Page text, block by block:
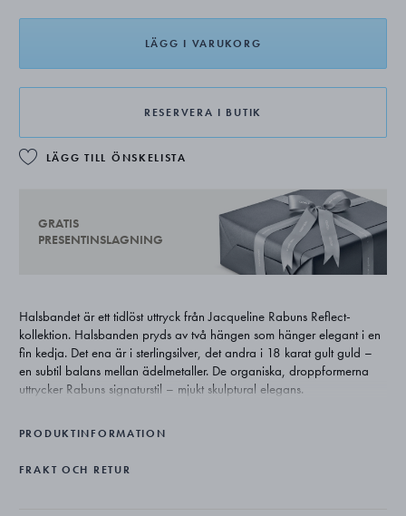
LÄGG I VARUKORG
RESERVERA I BUTIK
LÄGG TILL ÖNSKELISTA
GRATIS
PRESENTINSLAGNING
Halsbandet är ett tidlöst uttryck från Jacqueline Rabuns Reflect-
kollektion. Halsbanden pryds av två hängen som hänger elegant i en
fin kedja. Det ena är i sterlingsilver, det andra i 18 karat gult guld –
en subtil balans mellan ädelmetaller. De organiska, droppformerna
uttrycker Rabuns signaturstil – mjukt skulptural elegans.
PRODUKTINFORMATION
FRAKT OCH RETUR